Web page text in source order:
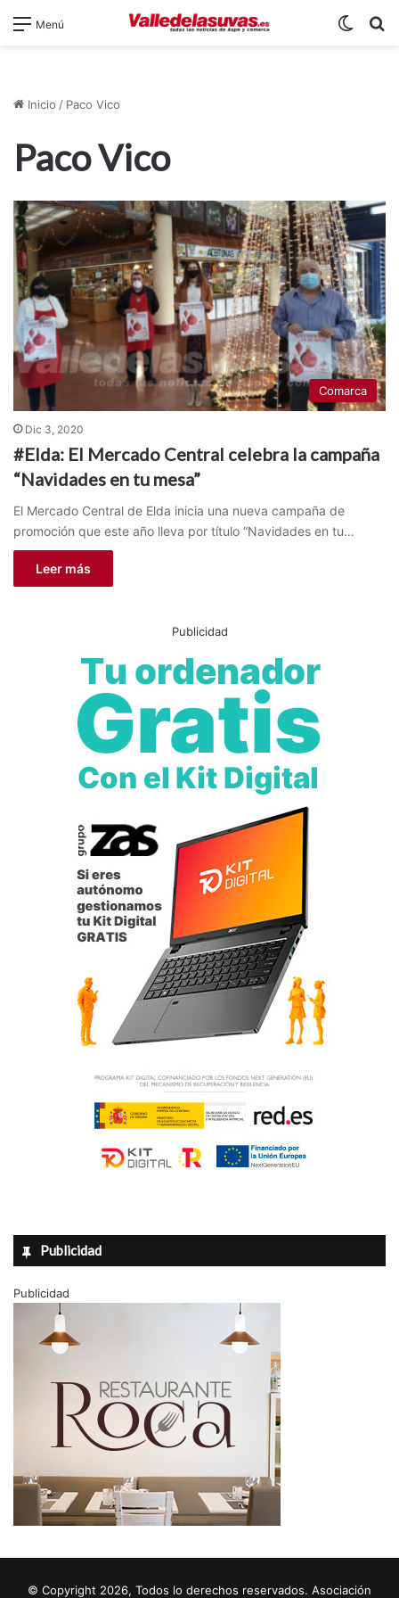
Menú
Inicio / Paco Vico
Paco Vico
Comarca
Dic 3, 2020
#Elda: El Mercado Central celebra la campaña
“Navidades en tu mesa”
El Mercado Central de Elda inicia una nueva campaña de
promoción que este año lleva por título “Navidades en tu…
Leer más
Publicidad
Publicidad
Publicidad
© Copyright 2026, Todos lo derechos reservados. Asociación